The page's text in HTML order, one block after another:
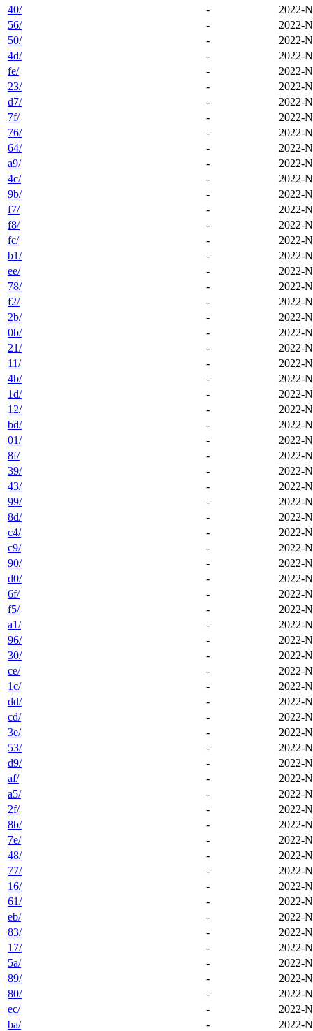
40/ -
2022-
56/
-
2022-
50/
-
2022-
4d/
-
2022-
fe/
-
2022-
23/
-
2022-
d7/
-
2022-
7f/
-
2022-
76/
-
2022-
64/
-
2022-
a9/
-
2022-
4c/
-
2022-
9b/
-
2022-
f7/
-
2022-
f8/
-
2022-
fc/
-
2022-
b1/
-
2022-
ee/
-
2022-
78/
-
2022-
f2/
-
2022-
2b/
-
2022-
0b/
-
2022-
21/
-
2022-
11/
-
2022-
4b/
-
2022-
1d/
-
2022-
12/
-
2022-
bd/
-
2022-
01/
-
2022-
8f/
-
2022-
39/
-
2022-
43/
-
2022-
99/
-
2022-
8d/
-
2022-
c4/
-
2022-
c9/
-
2022-
90/
-
2022-
d0/
-
2022-
6f/
-
2022-
f5/
-
2022-
a1/
-
2022-
96/
-
2022-
30/
-
2022-
ce/
-
2022-
1c/
-
2022-
dd/
-
2022-
cd/
-
2022-
3e/
-
2022-
53/
-
2022-
d9/
-
2022-
af/
-
2022-
a5/
-
2022-
2f/
-
2022-
8b/
-
2022-
7e/
-
2022-
48/
-
2022-
77/
-
2022-
16/
-
2022-
61/
-
2022-
eb/
-
2022-
83/
-
2022-
17/
-
2022-
5a/
-
2022-
89/
-
2022-
80/
-
2022-
ec/
-
2022-
ba/
-
2022-